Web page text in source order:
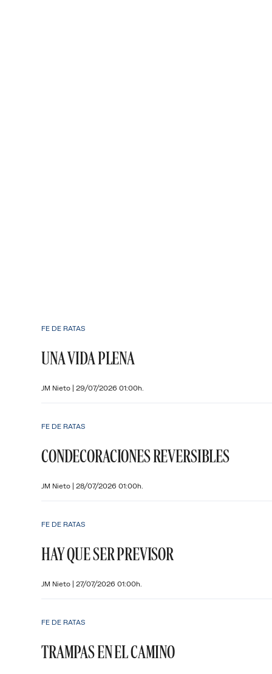
FE DE RATAS
UNA VIDA PLENA
JM Nieto | 29/07/2026 01:00h.
FE DE RATAS
CONDECORACIONES REVERSIBLES
JM Nieto | 28/07/2026 01:00h.
FE DE RATAS
HAY QUE SER PREVISOR
JM Nieto | 27/07/2026 01:00h.
FE DE RATAS
TRAMPAS EN EL CAMINO